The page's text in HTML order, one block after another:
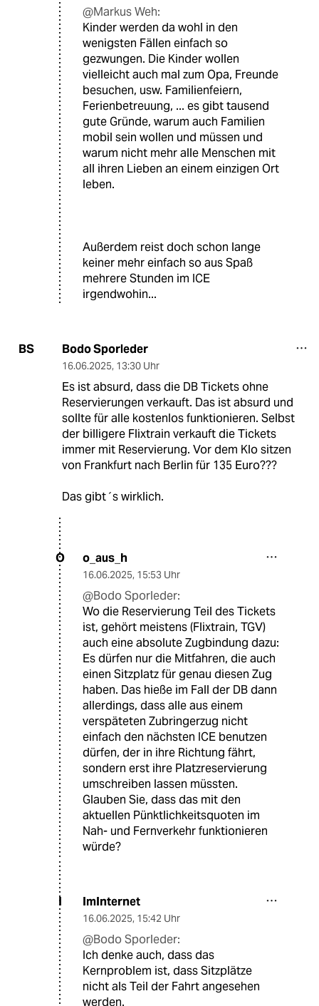
@Markus Weh:
Kinder werden da wohl in den
wenigsten Fällen einfach so
gezwungen. Die Kinder wollen
vielleicht auch mal zum Opa, Freunde
besuchen, usw. Familienfeiern,
Ferienbetreuung, ... es gibt tausend
gute Gründe, warum auch Familien
mobil sein wollen und müssen und
warum nicht mehr alle Menschen mit
all ihren Lieben an einem einzigen Ort
leben.
Außerdem reist doch schon lange
keiner mehr einfach so aus Spaß
mehrere Stunden im ICE
irgendwohin...
BS Bodo Sporleder
16.06.2025, 13:30 Uhr
Es ist absurd, dass die DB Tickets ohne
Reservierungen verkauft. Das ist absurd und
sollte für alle kostenlos funktionieren. Selbst
der billigere Flixtrain verkauft die Tickets
immer mit Reservierung. Vor dem Klo sitzen
von Frankfurt nach Berlin für 135 Euro???
Das gibt´s wirklich.
O o_aus_h
16.06.2025, 15:53 Uhr
@Bodo Sporleder:
Wo die Reservierung Teil des Tickets
ist, gehört meistens (Flixtrain, TGV)
auch eine absolute Zugbindung dazu:
Es dürfen nur die Mitfahren, die auch
einen Sitzplatz für genau diesen Zug
haben. Das hieße im Fall der DB dann
allerdings, dass alle aus einem
verspäteten Zubringerzug nicht
einfach den nächsten ICE benutzen
dürfen, der in ihre Richtung fährt,
sondern erst ihre Platzreservierung
umschreiben lassen müssten.
Glauben Sie, dass das mit den
aktuellen Pünktlichkeitsquoten im
Nah- und Fernverkehr funktionieren
würde?
I ImInternet
16.06.2025, 15:42 Uhr
@Bodo Sporleder:
Ich denke auch, dass das
Kernproblem ist, dass Sitzplätze
nicht als Teil der Fahrt angesehen
werden.